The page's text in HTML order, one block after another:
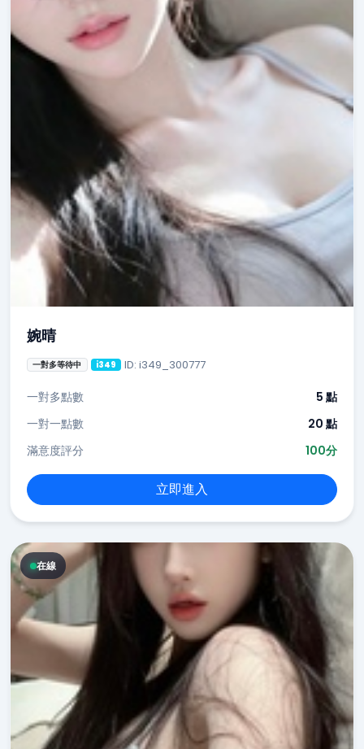
婉晴
一對多等待中 i349 ID: i349_300777
一對多點數
5 點
一對一點數
20 點
滿意度評分
100分
立即進入
在線